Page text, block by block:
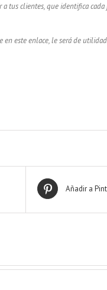
tus clientes, que identifica
en este enlace, le será de
Añadir a